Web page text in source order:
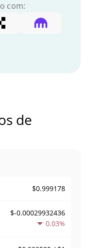
com:
de
$0.999178
$-0.00029932436
0.03%